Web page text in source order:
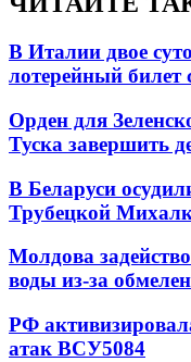
В Италии двое
лотерейный
Орден для
Туска завершить
В Беларуси
Трубецкой
Молдова
воды из-за
РФ
атак ВСУ5084